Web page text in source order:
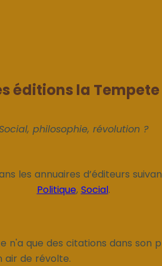
éditions la Tempete
philosophie, révolution ?
les annuaires d’éditeurs
Politique, Social.
n'a que des citations dans son
air de révolte.